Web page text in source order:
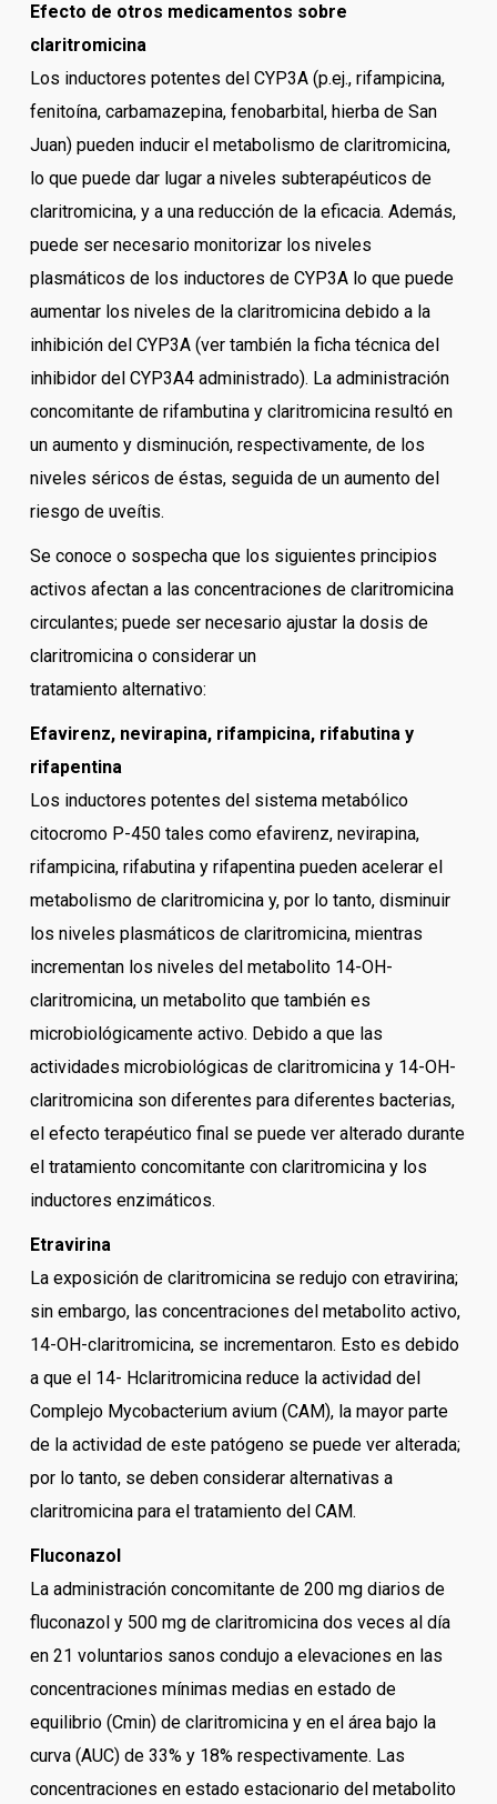
Efecto de otros medicamentos sobre
claritromicina
Los inductores potentes del CYP3A (p.ej., rifampicina,
fenitoína, carbamazepina, fenobarbital, hierba de San
Juan) pueden inducir el metabolismo de claritromicina,
lo que puede dar lugar a niveles subterapéuticos de
claritromicina, y a una reducción de la eficacia. Además,
puede ser necesario monitorizar los niveles
plasmáticos de los inductores de CYP3A lo que puede
aumentar los niveles de la claritromicina debido a la
inhibición del CYP3A (ver también la ficha técnica del
inhibidor del CYP3A4 administrado). La administración
concomitante de rifambutina y claritromicina resultó en
un aumento y disminución, respectivamente, de los
niveles séricos de éstas, seguida de un aumento del
riesgo de uveítis.
Se conoce o sospecha que los siguientes principios
activos afectan a las concentraciones de claritromicina
circulantes; puede ser necesario ajustar la dosis de
claritromicina o considerar un
tratamiento alternativo:
Efavirenz, nevirapina, rifampicina, rifabutina y
rifapentina
Los inductores potentes del sistema metabólico
citocromo P-450 tales como efavirenz, nevirapina,
rifampicina, rifabutina y rifapentina pueden acelerar el
metabolismo de claritromicina y, por lo tanto, disminuir
los niveles plasmáticos de claritromicina, mientras
incrementan los niveles del metabolito 14-OH-
claritromicina, un metabolito que también es
microbiológicamente activo. Debido a que las
actividades microbiológicas de claritromicina y 14-OH-
claritromicina son diferentes para diferentes bacterias,
el efecto terapéutico final se puede ver alterado durante
el tratamiento concomitante con claritromicina y los
inductores enzimáticos.
Etravirina
La exposición de claritromicina se redujo con etravirina;
sin embargo, las concentraciones del metabolito activo,
14-OH-claritromicina, se incrementaron. Esto es debido
a que el 14- Hclaritromicina reduce la actividad del
Complejo Mycobacterium avium (CAM), la mayor parte
de la actividad de este patógeno se puede ver alterada;
por lo tanto, se deben considerar alternativas a
claritromicina para el tratamiento del CAM.
Fluconazol
La administración concomitante de 200 mg diarios de
fluconazol y 500 mg de claritromicina dos veces al día
en 21 voluntarios sanos condujo a elevaciones en las
concentraciones mínimas medias en estado de
equilibrio (Cmin) de claritromicina y en el área bajo la
curva (AUC) de 33% y 18% respectivamente. Las
concentraciones en estado estacionario del metabolito